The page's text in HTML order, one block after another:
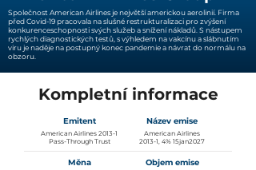
Společnost American Airlines je největší americkou aerolinií. Firma
před Covid-19 pracovala na slušné restrukturalizaci pro zvýšení
konkurenceschopnosti svých služeb a snížení nákladů. S nástupem
rychlých diagnostických testů, s výhledem na vakcínu a slábnutím
viru je naděje na postupný konec pandemie a návrat do normálu na
obzoru.
Kompletní informace
Emitent
American Airlines 2013-1
Pass-Through Trust
Název emise
American Airlines
2013-1, 4% 15jan2027
Měna Objem emise